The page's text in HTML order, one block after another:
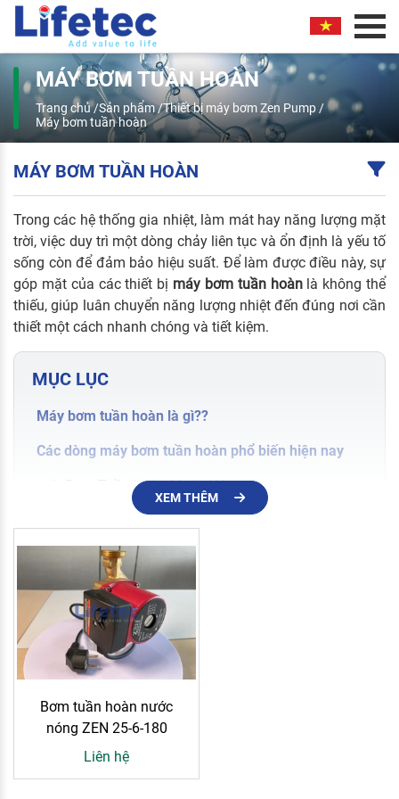
MÁY BƠM TUẦN HOÀN
Trang chủ/Sản phẩm/Thiết bị máy bơm Zen Pump /
Máy bơm tuần hoàn
MÁY BƠM TUẦN HOÀN
Trong các hệ thống gia nhiệt, làm mát hay năng lượng mặt
trời, việc duy trì một dòng chảy liên tục và ổn định là yếu tố
sống còn để đảm bảo hiệu suất. Để làm được điều này, sự
góp mặt của các thiết bị máy bơm tuần hoànlà không thể
thiếu, giúp luân chuyển năng lượng nhiệt đến đúng nơi cần
thiết một cách nhanh chóng và tiết kiệm.
MỤC LỤC
Máy bơm tuần hoàn là gì??
Các dòng máy bơm tuần hoàn phổ biến hiện nay
1. Bơm Tuần Hoàn Nước Nóng
2. Bơm Dầu Nóng Tuần Hoàn
Khả năng tích hợp cùng các hệ thống bơm công
nghiệp
Đơn vị cung cấp máy bơm tuần hoàn uy tín – Giới
thiệu Lifetec
Máy bơm tuần hoàn (hay còn gọi tắt là
chất lỏng chạy liên tục thành một vòng khép kín trong hệ
XEM THÊM
Bơm tuần hoàn nước
nóng ZEN 25-6-180
Liên hệ